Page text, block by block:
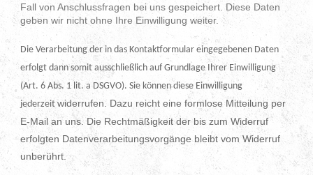
Fall von Anschlussfragen bei uns gespeichert. Diese Daten
geben wir nicht ohne Ihre Einwilligung weiter.
Die Verarbeitung der in das Kontaktformular eingegebenen Daten
erfolgt dann somit ausschließlich auf Grundlage Ihrer Einwilligung
(Art. 6 Abs. 1 lit. a DSGVO). Sie können diese Einwilligung
jederzeit widerrufen. Dazu reicht eine formlose Mitteilung per
E-Mail an uns. Die Rechtmäßigkeit der bis zum Widerruf
erfolgten Datenverarbeitungsvorgänge bleibt vom Widerruf
unberührt.